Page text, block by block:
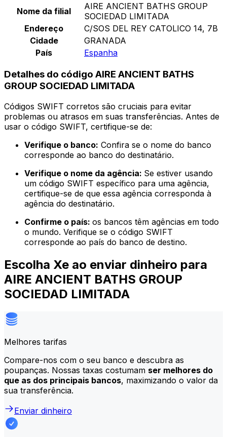
Nome da filial
AIRE ANCIENT BATHS GROUP
SOCIEDAD LIMITADA
Endereço
C/SOS DEL REY CATOLICO 14, 7B
Cidade
GRANADA
País
Espanha
Detalhes do código AIRE ANCIENT BATHS
GROUP SOCIEDAD LIMITADA
Códigos SWIFT corretos são cruciais para evitar
problemas ou atrasos em suas transferências. Antes de
usar o código SWIFT, certifique-se de:
Verifique o banco: Confira se o nome do banco
corresponde ao banco do destinatário.
Verifique o nome da agência: Se estiver usando
um código SWIFT específico para uma agência,
certifique-se de que essa agência corresponda à
agência do destinatário.
Confirme o país: os bancos têm agências em todo
o mundo. Verifique se o código SWIFT
corresponde ao país do banco de destino.
Escolha Xe ao enviar dinheiro para
AIRE ANCIENT BATHS GROUP
SOCIEDAD LIMITADA
Melhores tarifas
Compare-nos com o seu banco e descubra as
poupanças. Nossas taxas costumam ser melhores do
que as dos principais bancos, maximizando o valor da
sua transferência.
Enviar dinheiro